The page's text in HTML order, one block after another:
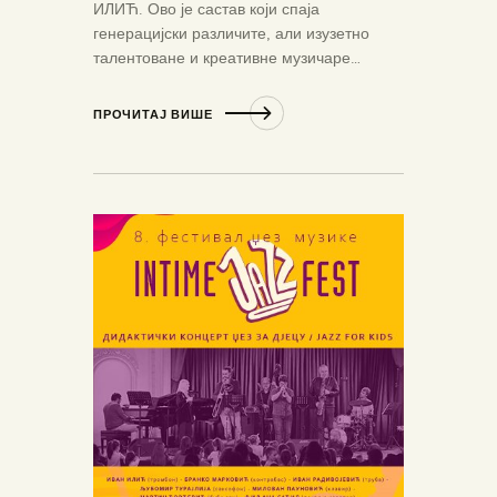
ИЛИЋ. Ово је састав који спаја
генерацијски различите, али изузетно
талентоване и креативне музичаре…
ПРОЧИТАЈ ВИШЕ